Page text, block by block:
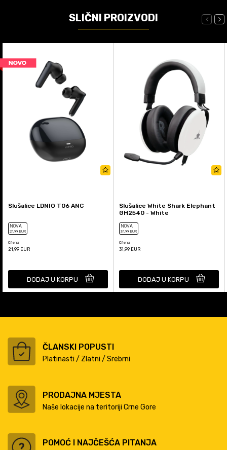
SLIČNI PROIZVODI
Slušalice LDNIO T06 ANC
NOVA
21,99 EUR
Cijena
21,99 EUR
DODAJ U KORPU
Slušalice White Shark Elephant
GH2540 - White
NOVA
31,99 EUR
Cijena
31,99 EUR
DODAJ U KORPU
ČLANSKI POPUSTI
Platinasti / Zlatni / Srebrni
PRODAJNA MJESTA
Naše lokacije na teritoriji Crne Gore
POMOĆ I NAJČEŠĆA PITANJA